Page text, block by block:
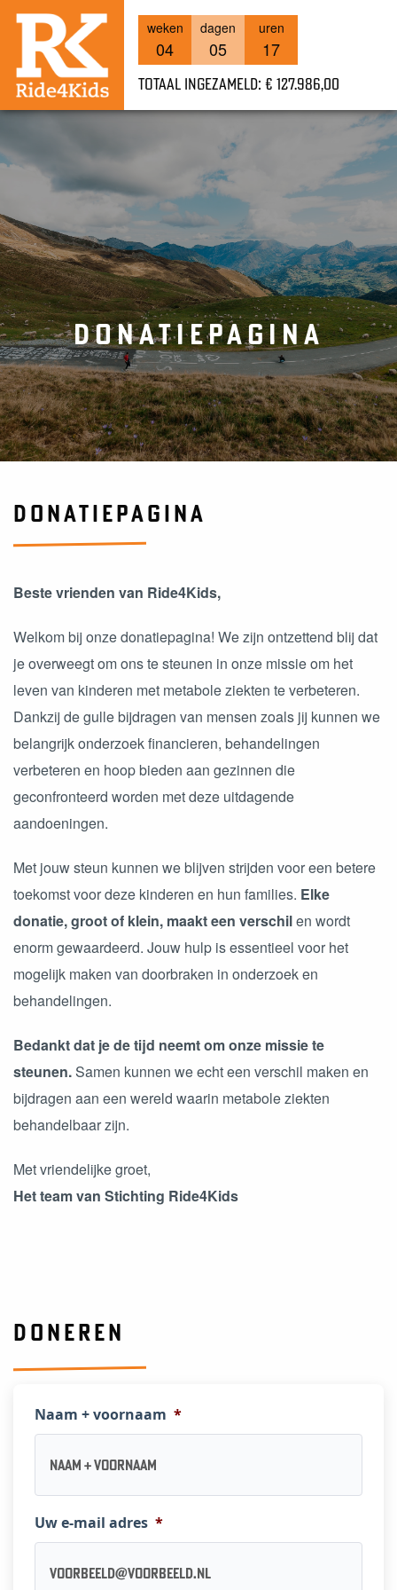
weken
04
dagen
05
uren
17
Totaal ingezameld: € 127.986,00
DONATIEPAGINA
DONATIEPAGINA
Beste vrienden van Ride4Kids,
Welkom bij onze donatiepagina! We zijn ontzettend blij dat
je overweegt om ons te steunen in onze missie om het
leven van kinderen met metabole ziekten te verbeteren.
Dankzij de gulle bijdragen van mensen zoals jij kunnen we
belangrijk onderzoek financieren, behandelingen
verbeteren en hoop bieden aan gezinnen die
geconfronteerd worden met deze uitdagende
aandoeningen.
Met jouw steun kunnen we blijven strijden voor een betere
toekomst voor deze kinderen en hun families. Elke
donatie, groot of klein, maakt een verschilen wordt
enorm gewaardeerd. Jouw hulp is essentieel voor het
mogelijk maken van doorbraken in onderzoek en
behandelingen.
Bedankt dat je de tijd neemt om onze missie te
steunen.Samen kunnen we echt een verschil maken en
bijdragen aan een wereld waarin metabole ziekten
behandelbaar zijn.
Met vriendelijke groet,
Het team van Stichting Ride4Kids
DONEREN
Naam + voornaam *
Uw e-mail adres *